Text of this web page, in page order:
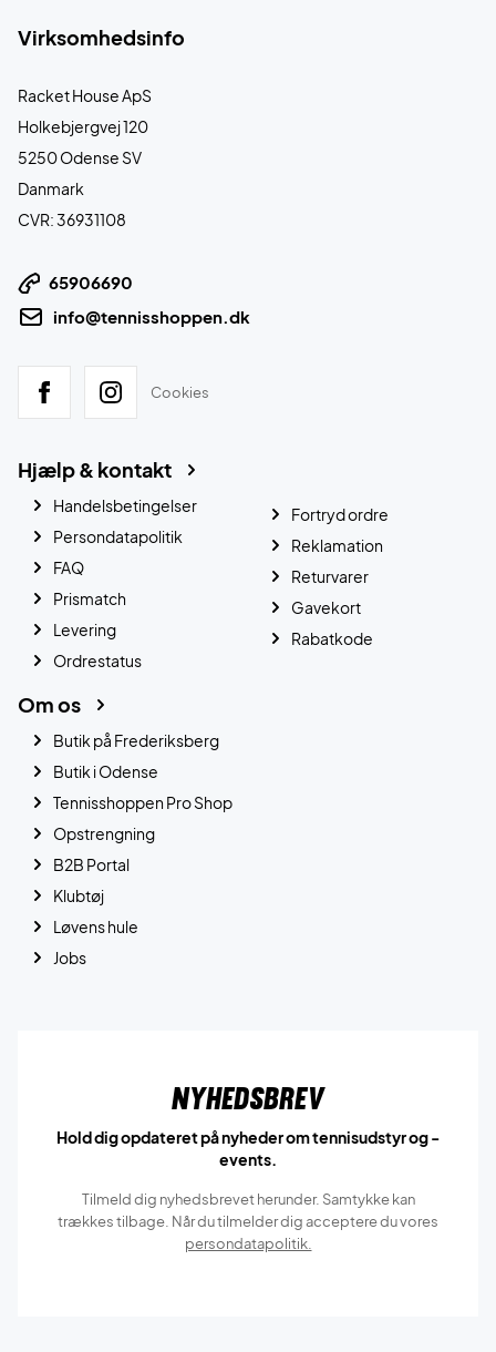
Virksomhedsinfo
Racket House ApS
Holkebjergvej 120
5250 Odense SV
Danmark
CVR: 36931108
65906690
info@tennisshoppen.dk
Cookies
Hjælp & kontakt
Handelsbetingelser
Persondatapolitik
FAQ
Prismatch
Levering
Ordrestatus
Fortryd ordre
Reklamation
Returvarer
Gavekort
Rabatkode
Om os
Butik på Frederiksberg
Butik i Odense
Tennisshoppen Pro Shop
Opstrengning
B2B Portal
Klubtøj
Løvens hule
Jobs
Nyhedsbrev
Hold dig opdateret på nyheder om tennisudstyr og -
events.
Tilmeld dig nyhedsbrevet herunder. Samtykke kan
trækkes tilbage. Når du tilmelder dig acceptere du vores
persondatapolitik.